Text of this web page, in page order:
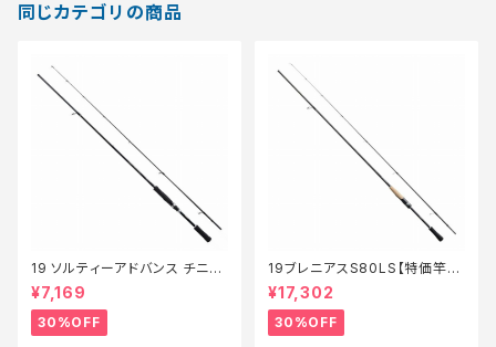
同じカテゴリの商品
19 ソルティーアドバンス チニン
グS 76M【特価ロッド】【30】
¥7,169
30%OFF
19ブレニアスS80LS【特価竿】
【30】
¥17,302
30%OFF